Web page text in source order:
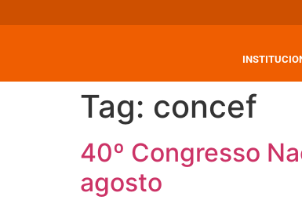
Tag: concef
40º Congresso
agosto